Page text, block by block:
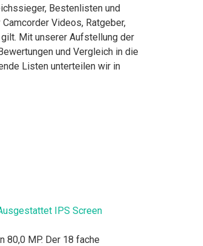
Bestenlisten und
Videos, Ratgeber,
Mit unserer Aufstellung der
und Vergleich in die
Listen unterteilen wir in
IPS Screen
80,0 MP. Der 18 fache